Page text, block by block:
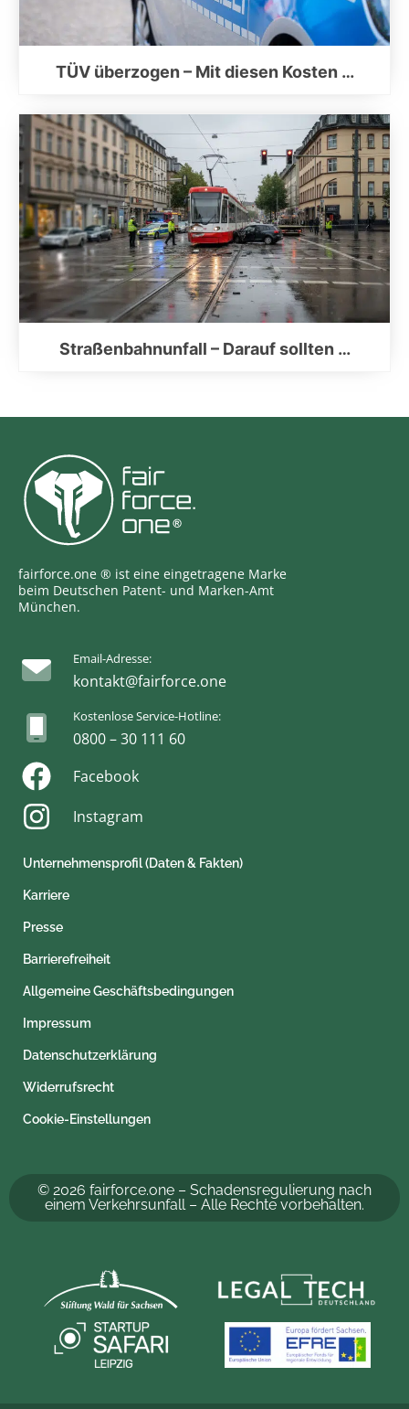
TÜV überzogen – Mit diesen Kosten …
Straßenbahnunfall – Darauf sollten …
fairforce.one ® ist eine eingetragene Marke
beim Deutschen Patent- und Marken-Amt
München.
Email-Adresse:
kontakt@fairforce.one
Kostenlose Service-Hotline:
0800 – 30 111 60
Facebook
Instagram
Unternehmensprofil (Daten & Fakten)
Karriere
Presse
Barrierefreiheit
Allgemeine Geschäftsbedingungen
Impressum
Datenschutzerklärung
Widerrufsrecht
Cookie-Einstellungen
© 2026 fairforce.one – Schadensregulierung nach
einem Verkehrsunfall – Alle Rechte vorbehalten.